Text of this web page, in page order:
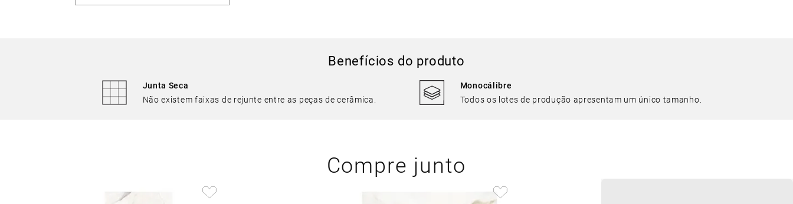
Benefícios do produto
Junta Seca
Não existem faixas de rejunte entre as peças de cerâmica.
Monocálibre
Todos os lotes de produção apresentam um único tamanho.
Compre junto